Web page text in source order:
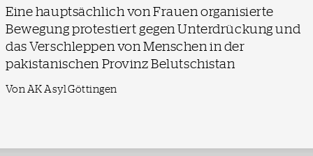
Eine hauptsächlich von Frauen organisierte
Bewegung protestiert gegen Unterdrückung und
das Verschleppen von Menschen in der
pakistanischen Provinz Belutschistan
Von AK Asyl Göttingen